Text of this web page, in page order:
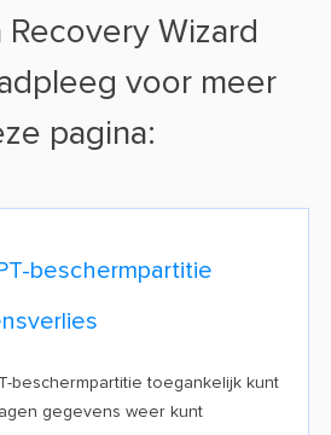
Recovery Wizard
voor meer
pagina:
beschermpartitie
beschermpartitie toegankelijk kunt
gegevens weer kunt